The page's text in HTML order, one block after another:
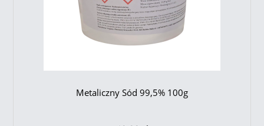
Metaliczny Sód 99,5% 100g